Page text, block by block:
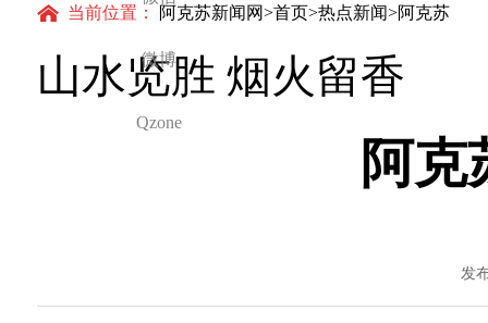
微博
Qzone
当前位置： 阿克苏新闻网>首页>热点新闻>阿克苏
山水览胜 烟火留香
阿克
发